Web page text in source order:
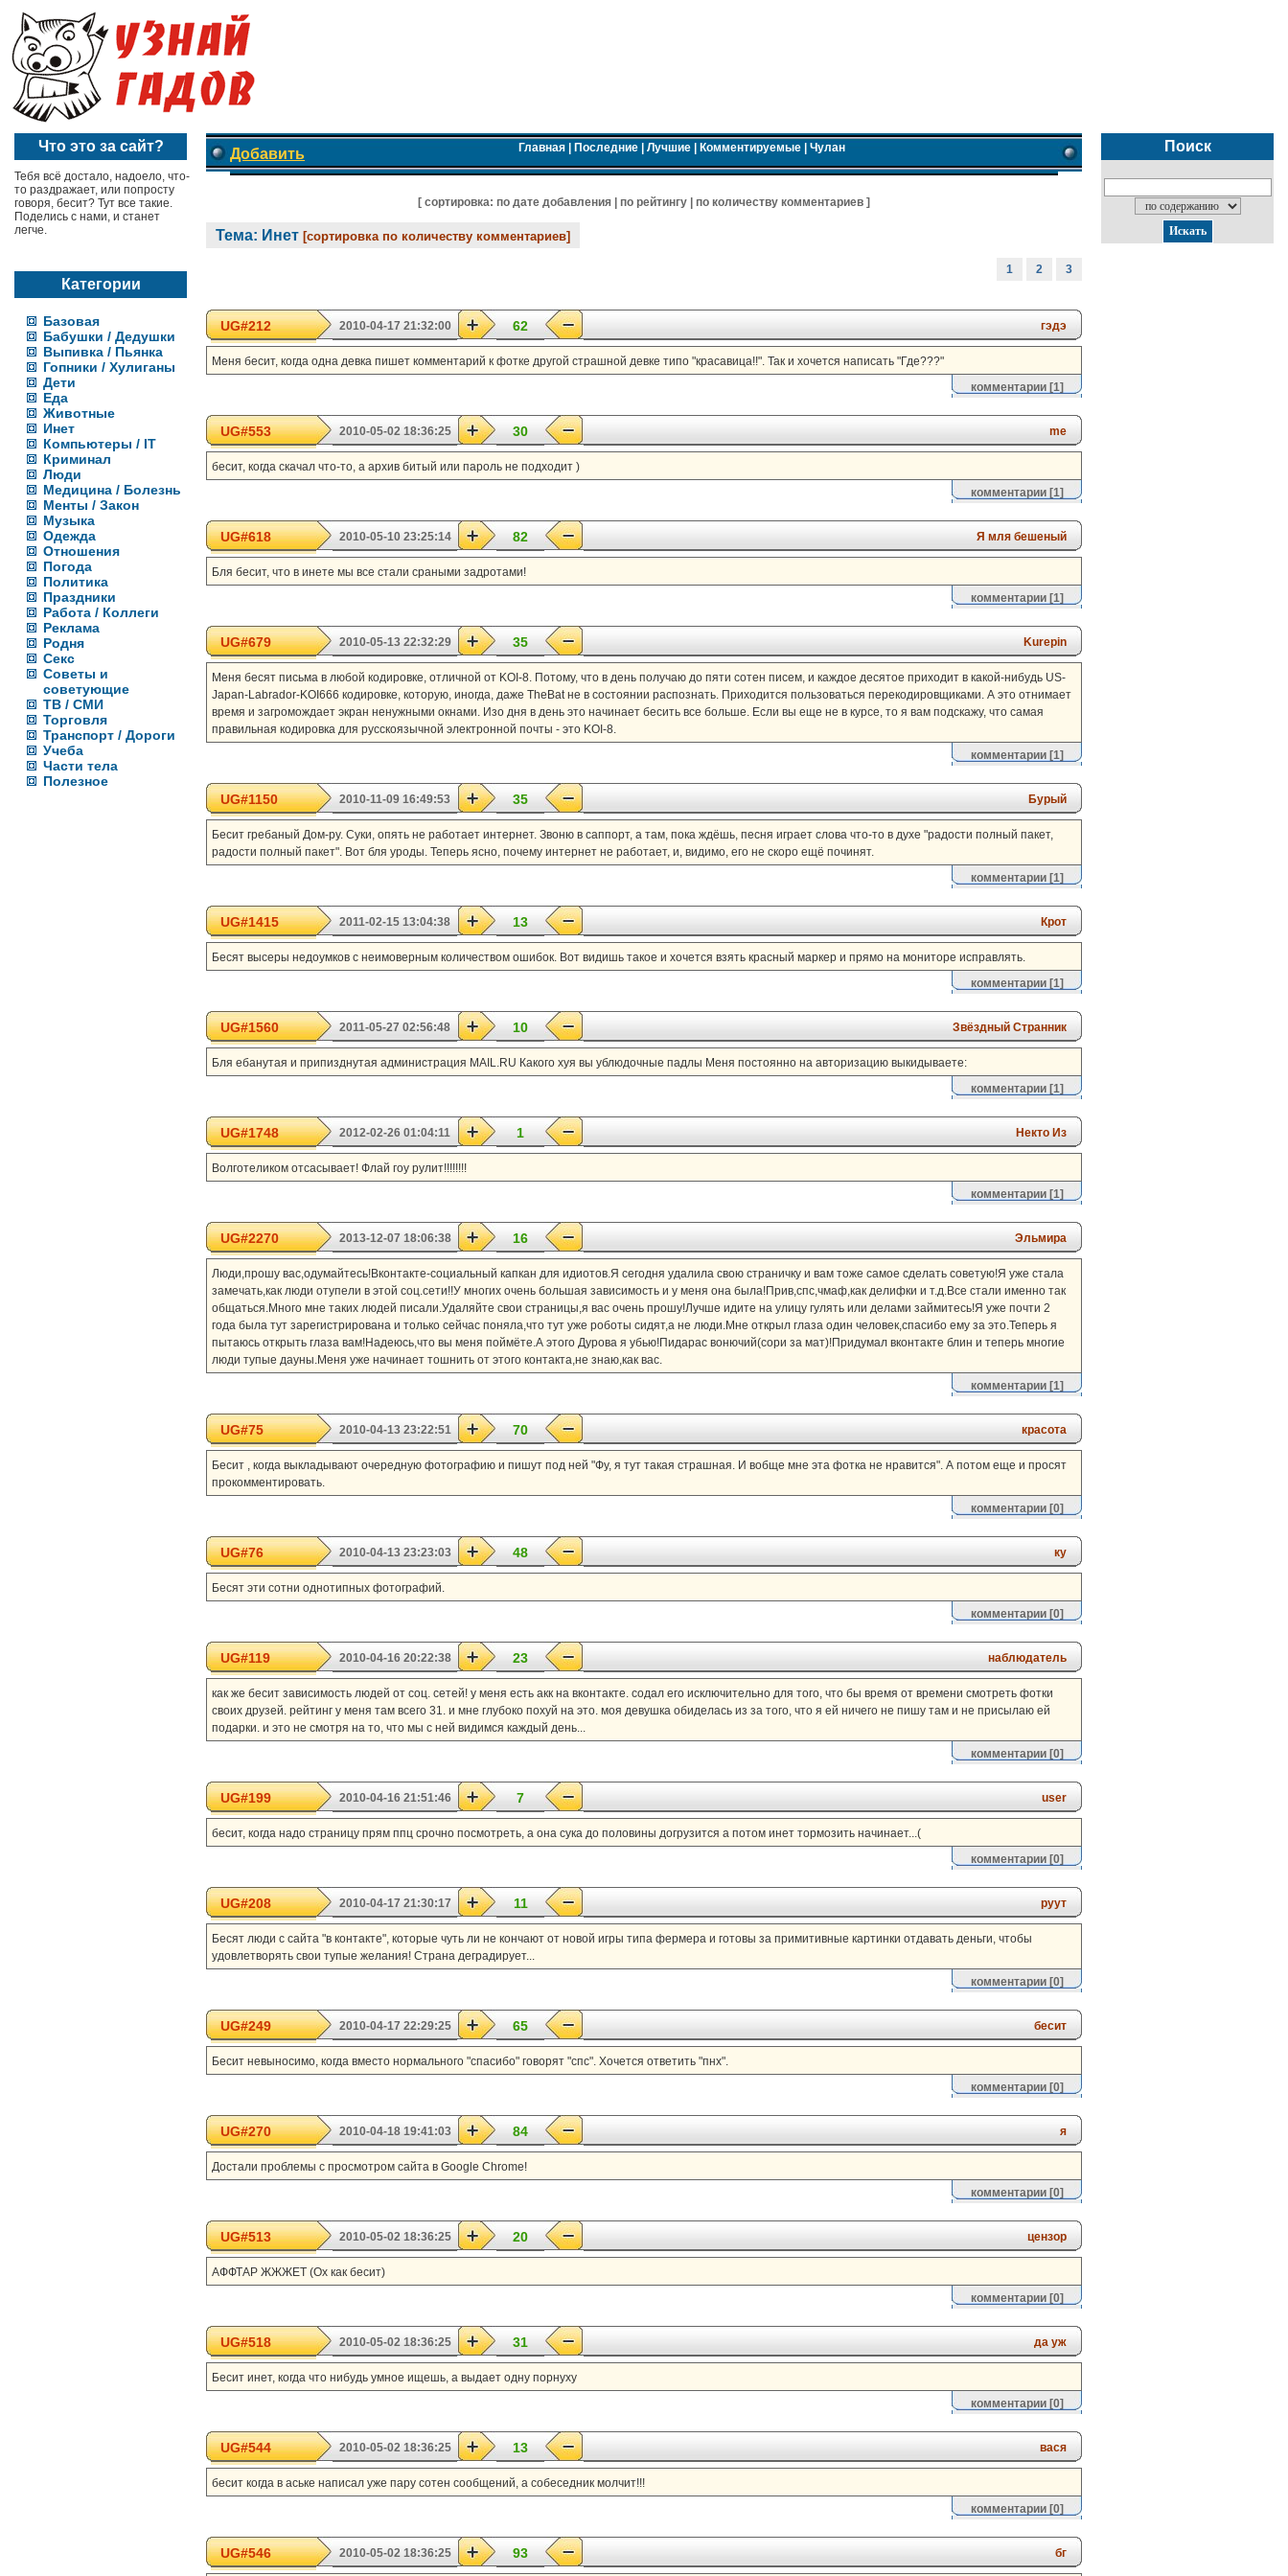
Что это за сайт?
Тебя всё достало, надоело, что-
то раздражает, или попросту
говоря, бесит? Тут все такие.
Поделись с нами, и станет
легче.
Категории
Базовая
Бабушки / Дедушки
Выпивка / Пьянка
Гопники / Хулиганы
Дети
Еда
Животные
Инет
Компьютеры / IT
Криминал
Люди
Медицина / Болезнь
Менты / Закон
Музыка
Одежда
Отношения
Погода
Политика
Праздники
Работа / Коллеги
Реклама
Родня
Секс
Советы и
советующие
ТВ / СМИ
Торговля
Транспорт / Дороги
Учеба
Части тела
Полезное
Добавить Главная| Последние| Лучшие| Комментируемые| Чулан
[ cортировка: по дате добавления по рейтингу по количеству комментариев ]
Тема: Инет [сортировка по количеству комментариев]
1 2 3
UG#212 2010-04-17 21:32:00 62 гэдэ
Меня бесит, когда одна девка пишет комментарий к фотке другой страшной девке типо "красавица!!". Так и хочется написать "Где???"
комментарии[1]
UG#553 2010-05-02 18:36:25 30 me
бесит, когда скачал что-то, а архив битый или пароль не подходит )
комментарии[1]
UG#618 2010-05-10 23:25:14 82 Я мля бешеный
Бля бесит, что в инете мы все стали сраными задротами!
комментарии[1]
UG#679 2010-05-13 22:32:29 35 Kurepin
Меня бесят письма в любой кодировке, отличной от KOI-8. Потому, что в день получаю до пяти сотен писем, и каждое десятое приходит в какой-нибудь US-
Japan-Labrador-KOI666 кодировке, которую, иногда, даже TheBat не в состоянии распознать. Приходится пользоваться перекодировщиками. А это отнимает
время и загромождает экран ненужными окнами. Изо дня в день это начинает бесить все больше. Если вы еще не в курсе, то я вам подскажу, что самая
правильная кодировка для русскоязычной электронной почты - это KOI-8.
комментарии[1]
UG#1150 2010-11-09 16:49:53 35 Бурый
Бесит гребаный Дом-ру. Суки, опять не работает интернет. Звоню в саппорт, а там, пока ждёшь, песня играет слова что-то в духе "радости полный пакет,
радости полный пакет". Вот бля уроды. Теперь ясно, почему интернет не работает, и, видимо, его не скоро ещё починят.
комментарии[1]
UG#1415 2011-02-15 13:04:38 13 Крот
Бесят высеры недоумков с неимоверным количеством ошибок. Вот видишь такое и хочется взять красный маркер и прямо на мониторе исправлять.
комментарии[1]
UG#1560 2011-05-27 02:56:48 10 Звёздный Странник
Бля ебанутая и припизднутая администрация MAIL.RU Какого хуя вы ублюдочные падлы Меня постоянно на авторизацию выкидываете:
комментарии[1]
UG#1748 2012-02-26 01:04:11 1 Некто Из
Волготеликом отсасывает! Флай гоу рулит!!!!!!!!
комментарии[1]
UG#2270 2013-12-07 18:06:38 16 Эльмира
Люди,прошу вас,одумайтесь!Вконтакте-социальный капкан для идиотов.Я сегодня удалила свою страничку и вам тоже самое сделать советую!Я уже стала
замечать,как люди отупели в этой соц.сети!!У многих очень большая зависимость и у меня она была!Прив,спс,чмаф,как делифки и т.д.Все стали именно так
общаться.Много мне таких людей писали.Удаляйте свои страницы,я вас очень прошу!Лучше идите на улицу гулять или делами займитесь!Я уже почти 2
года была тут зарегистрирована и только сейчас поняла,что тут уже роботы сидят,а не люди.Мне открыл глаза один человек,спасибо ему за это.Теперь я
пытаюсь открыть глаза вам!Надеюсь,что вы меня поймёте.А этого Дурова я убью!Пидарас вонючий(сори за мат)!Придумал вконтакте блин и теперь многие
люди тупые дауны.Меня уже начинает тошнить от этого контакта,не знаю,как вас.
комментарии[1]
UG#75 2010-04-13 23:22:51 70 красота
Бесит , когда выкладывают очередную фотографию и пишут под ней "Фу, я тут такая страшная. И вобще мне эта фотка не нравится". А потом еще и просят
прокомментировать.
комментарии[0]
UG#76 2010-04-13 23:23:03 48 ку
Бесят эти сотни однотипных фотографий.
комментарии[0]
UG#119 2010-04-16 20:22:38 23 наблюдатель
как же бесит зависимость людей от соц. сетей! у меня есть акк на вконтакте. содал его исключительно для того, что бы время от времени смотреть фотки
своих друзей. рейтинг у меня там всего 31. и мне глубоко похуй на это. моя девушка обиделась из за того, что я ей ничего не пишу там и не присылаю ей
подарки. и это не смотря на то, что мы с ней видимся каждый день...
комментарии[0]
UG#199 2010-04-16 21:51:46 7 user
бесит, когда надо страницу прям ппц срочно посмотреть, а она сука до половины догрузится а потом инет тормозить начинает...(
комментарии[0]
UG#208 2010-04-17 21:30:17 11 руут
Бесят люди с сайта "в контакте", которые чуть ли не кончают от новой игры типа фермера и готовы за примитивные картинки отдавать деньги, чтобы
удовлетворять свои тупые желания! Страна деградирует...
комментарии[0]
UG#249 2010-04-17 22:29:25 65 бесит
Бесит невыносимо, когда вместо нормального "спасибо" говорят "спс". Хочется ответить "пнх".
комментарии[0]
UG#270 2010-04-18 19:41:03 84 я
Достали проблемы с просмотром сайта в Google Chrome!
комментарии[0]
UG#513 2010-05-02 18:36:25 20 цензор
АФФТАР ЖЖЖЕТ (Ох как бесит)
комментарии[0]
UG#518 2010-05-02 18:36:25 31 да уж
Бесит инет, когда что нибудь умное ищешь, а выдает одну порнуху
комментарии[0]
UG#544 2010-05-02 18:36:25 13 вася
бесит когда в аське написал уже пару сотен сообщений, а собеседник молчит!!!
комментарии[0]
UG#546 2010-05-02 18:36:25 93 бг
Поиск